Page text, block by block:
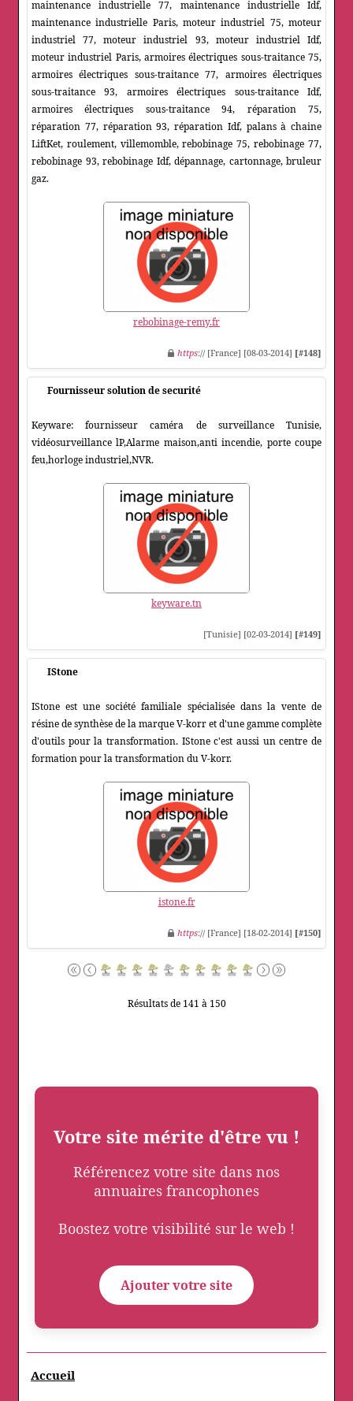
maintenance industrielle 77, maintenance industrielle Idf,
maintenance industrielle Paris, moteur industriel 75, moteur
industriel 77, moteur industriel 93, moteur industriel Idf,
moteur industriel Paris, armoires électriques sous-traitance 75,
armoires électriques sous-traitance 77, armoires électriques
sous-traitance 93, armoires électriques sous-traitance Idf,
armoires électriques sous-traitance 94, réparation 75,
réparation 77, réparation 93, réparation Idf, palans à chaine
LiftKet, roulement, villemomble, rebobinage 75, rebobinage 77,
rebobinage 93, rebobinage Idf, dépannage, cartonnage, bruleur
gaz.
rebobinage-remy.fr
https:// [France] [08-03-2014] [#148]
Fournisseur solution de securité
Keyware: fournisseur caméra de surveillance Tunisie,
vidéosurveillance lP,Alarme maison,anti incendie, porte coupe
feu,horloge industriel,NVR.
keyware.tn
[Tunisie] [02-03-2014] [#149]
IStone
IStone est une société familiale spécialisée dans la vente de
résine de synthèse de la marque V-korr et d'une gamme complète
d'outils pour la transformation. IStone c'est aussi un centre de
formation pour la transformation du V-korr.
istone.fr
https:// [France] [18-02-2014] [#150]
Résultats de 141 à 150
Votre site mérite d'être vu !
Référencez votre site dans nos
annuaires francophones
Boostez votre visibilité sur le web !
Ajouter votre site
Accueil